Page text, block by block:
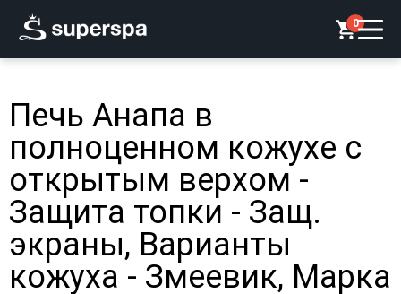
0
Печь Анапа в
полноценном кожухе с
открытым верхом -
Защита топки - Защ.
экраны, Варианты
кожуха - Змеевик, Марка